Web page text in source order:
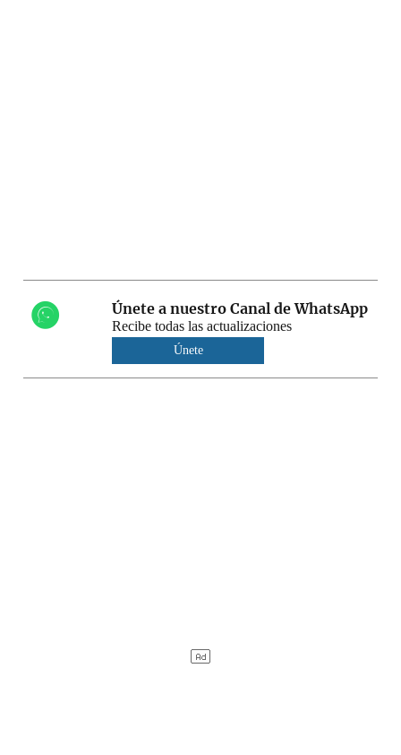
Únete a nuestro Canal de WhatsApp
Recibe todas las actualizaciones
Únete